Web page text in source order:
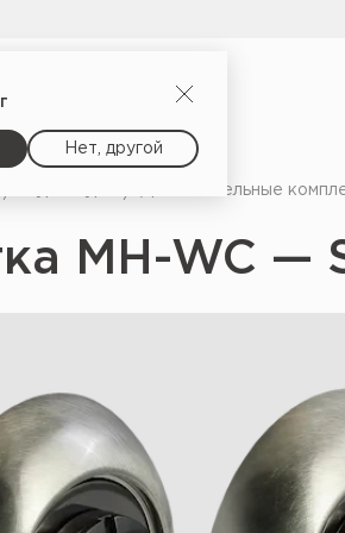
Нет, другой
Дополнительные
MH-WC —